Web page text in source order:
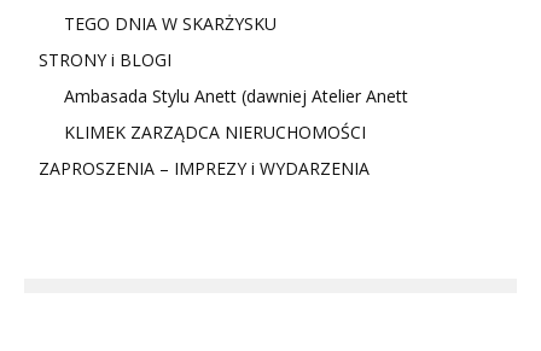
TEGO DNIA W SKARŻYSKU
STRONY i BLOGI
Ambasada Stylu Anett (dawniej Atelier Anett
KLIMEK ZARZĄDCA NIERUCHOMOŚCI
ZAPROSZENIA – IMPREZY i WYDARZENIA